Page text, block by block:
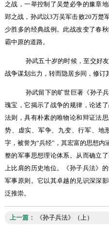
之战，一举控制了吴楚必争的豫章
郢之战，孙武以3万吴军击败20万楚
少胜多的经典战例。此战改变了春
霸中原的道路。
孙武五十岁的时候，至交好
战争谋划出力，转而隐居乡间，修订
孙武留下的旷世巨著《孙子
瑰宝，它揭示了战争的规律，论述
法则，具有朴素的唯物论和辩证法
势、虚实、军争、九变、行军、地
字，被誉为“兵经”，其宏富的思想内
整的军事思想理论体系。从而确立
上比肩的历史地位。《孙子兵法》
军事原则。它以其卓越的见识深深
泛推崇。
上一篇： 《孙子兵法》（上）